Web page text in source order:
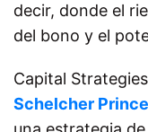
decir, donde el
del bono y el
Capital
Schelcher Prince